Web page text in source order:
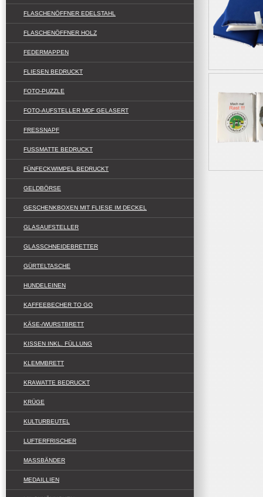
FLASCHENÖFFNER EDELSTAHL
FLASCHENÖFFNER HOLZ
FEDERMAPPEN
FLIESEN BEDRUCKT
FOTO-PUZZLE
FOTO-AUFSTELLER MDF GELASERT
FRESSNAPF
FUSSMATTE BEDRUCKT
FÜNFECKWIMPEL BEDRUCKT
GELDBÖRSE
GESCHENKBOXEN MIT FLIESE IM DECKEL
GLASAUFSTELLER
GLASSCHNEIDEBRETTER
GÜRTELTASCHE
HUNDELEINEN
KAFFEEBECHER TO GO
KÄSE-/WURSTBRETT
KISSEN INKL. FÜLLUNG
KLEMMBRETT
KRAWATTE BEDRUCKT
KRÜGE
KULTURBEUTEL
LUFTERFRISCHER
MASSBÄNDER
MEDAILLIEN